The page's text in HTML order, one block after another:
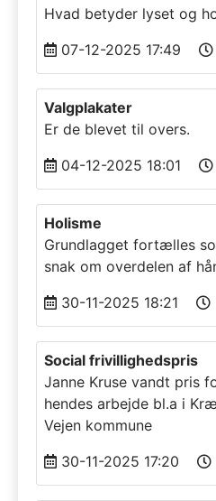
Hvad betyder lyset og
07-12-2025 17:49
Valgplakater
Er de blevet til overs.
04-12-2025 18:01
Holisme
Grundlagget fortælles
snak om overdelen af
30-11-2025 18:21
Social frivillighedspris
Janne Kruse vandt pris
hendes arbejde bl.a i
Vejen kommune
30-11-2025 17:20